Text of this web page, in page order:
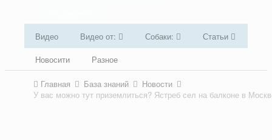
Видео Видео от: Собаки:
Статьи
Новосити
Разное
Главная База знаний
Новости
У вас можно тут приземлиться? Ястреб сел на балконе в